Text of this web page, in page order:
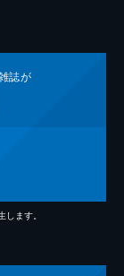
誌が
ます。